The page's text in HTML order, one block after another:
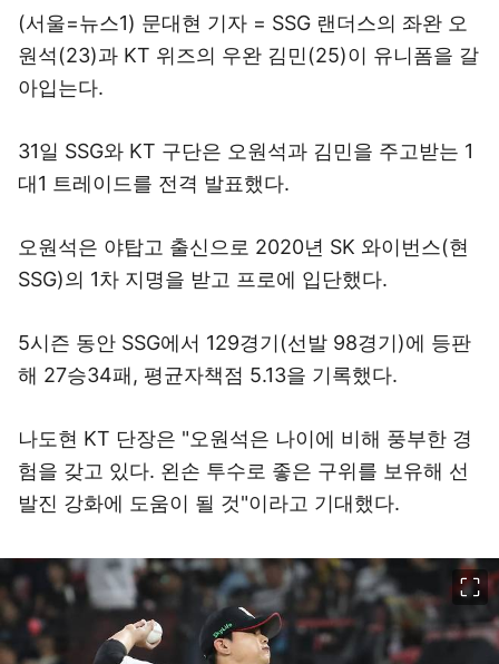
(서울=뉴스1) 문대현 기자 = SSG 랜더스의 좌완 오
원석(23)과 KT 위즈의 우완 김민(25)이 유니폼을 갈
아입는다.
31일 SSG와 KT 구단은 오원석과 김민을 주고받는 1
대1 트레이드를 전격 발표했다.
오원석은 야탑고 출신으로 2020년 SK 와이번스(현
SSG)의 1차 지명을 받고 프로에 입단했다.
5시즌 동안 SSG에서 129경기(선발 98경기)에 등판
해 27승34패, 평균자책점 5.13을 기록했다.
나도현 KT 단장은 "오원석은 나이에 비해 풍부한 경
험을 갖고 있다. 왼손 투수로 좋은 구위를 보유해 선
발진 강화에 도움이 될 것"이라고 기대했다.